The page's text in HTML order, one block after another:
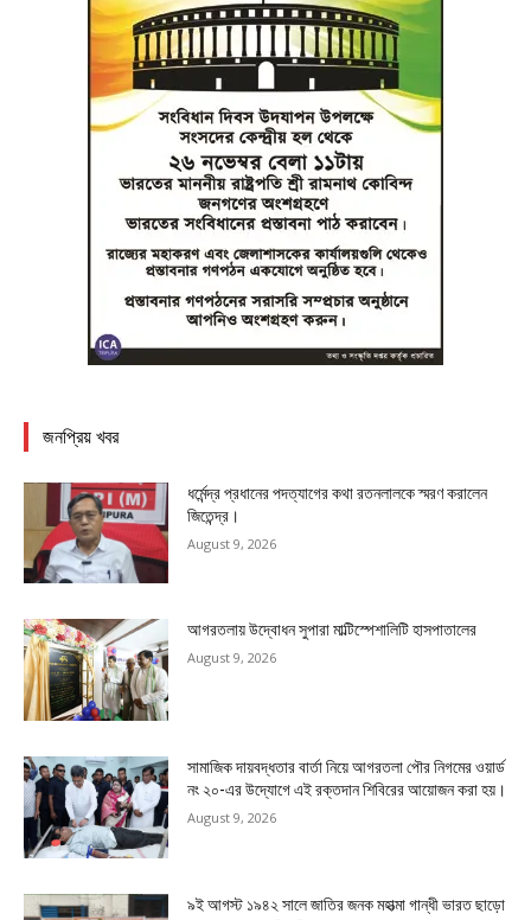
জনপ্রিয় খবর
ধর্মেন্দ্র প্রধানের পদত্যাগের কথা রতনলালকে স্মরণ করালেন
জিতেন্দ্র।
August 9, 2026
আগরতলায় উদ্বোধন সুপারা মাল্টিস্পেশালিটি হাসপাতালের
August 9, 2026
সামাজিক দায়বদ্ধতার বার্তা নিয়ে আগরতলা পৌর নিগমের ওয়ার্ড
নং ২০-এর উদ্যোগে এই রক্তদান শিবিরের আয়োজন করা হয়।
August 9, 2026
৯ই আগস্ট ১৯৪২ সালে জাতির জনক মহাত্মা গান্ধী ভারত ছাড়ো